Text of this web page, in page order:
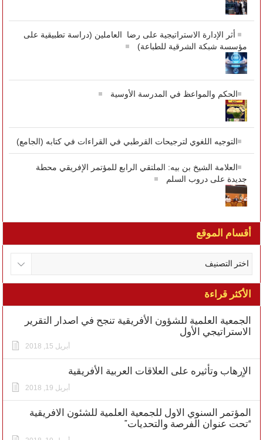
أثر الإدارة الاستراتيجية على رضا العاملين (دراسة تطبيقية على
مؤسسة شبكة الشرقية للطباعة)
الحكم والمواعظ في المدرسة الأوسية
التوجيه اللغوي لترجيحات القرطبي في القراءات في كتابه (الجامع)
العلامة الشيخ بن بيه: الملتقي الرابع للمؤتمر الإفريقي محطة
جديدة على دروب السلم
أقسام الموقع
الأكثر قراءة
الجمعية العلمية للشؤون الأفريقية تنجح في اصدار التقرير
الاستراتيجي الأول
أبريل 15, 2018
الاٍرهاب وتأثيره على العلاقات العربية الأفريقية
أبريل 19, 2018
المؤتمر السنوي الاول للجمعية العلمية للشئون الافريقية
“تحت عنوان الفرصة والتحديات”